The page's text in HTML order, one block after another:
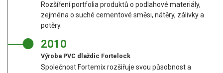
Rozšíření portfolia produktů o podlahové materiály,
zejména o suché cementové směsi, nátěry, zálivky a
potěry.
2010
Výroba PVC dlaždic Fortelock
Společnost Fortemix rozšiřuje svou působnost a